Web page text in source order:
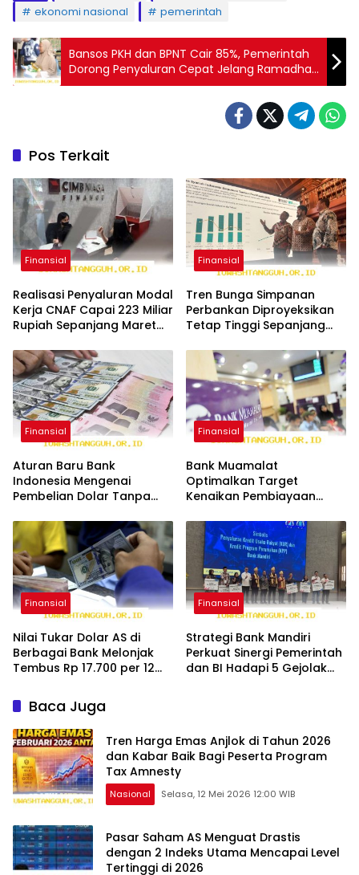
ekonomi nasional
pemerintah
Bansos PKH dan BPNT Cair 85%, Pemerintah
Dorong Penyaluran Cepat Jelang Ramadhan
2026
Pos Terkait
Finansial
Realisasi Penyaluran Modal
Kerja CNAF Capai 223 Miliar
Rupiah Sepanjang Maret
Finansial
Tren Bunga Simpanan
Perbankan Diproyeksikan
Tetap Tinggi Sepanjang
Finansial
Aturan Baru Bank
Indonesia Mengenai
Pembelian Dolar Tanpa
Finansial
Bank Muamalat
Optimalkan Target
Kenaikan Pembiayaan
Persen 2026
Finansial
Nilai Tukar Dolar AS di
Berbagai Bank Melonjak
Tembus Rp 17.700 per 12
Finansial
Strategi Bank Mandiri
Perkuat Sinergi Pemerintah
dan BI Hadapi 5 Gejolak
Baca Juga
Tren Harga Emas Anjlok di Tahun 2026
dan Kabar Baik Bagi Peserta Program
Tax Amnesty
Nasional Selasa, 12 Mei 2026 12:00 WIB
Pasar Saham AS Menguat Drastis
dengan 2 Indeks Utama Mencapai Level
Tertinggi di 2026